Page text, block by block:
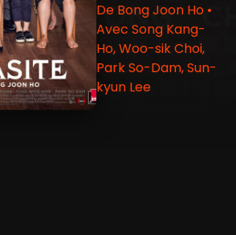
De Bong Joon Ho •
Avec Song Kang-
Ho, Woo-sik Choi,
Park So-Dam, Sun-
kyun Lee